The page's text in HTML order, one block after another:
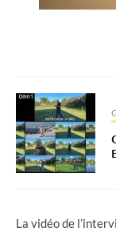
La vidéo de